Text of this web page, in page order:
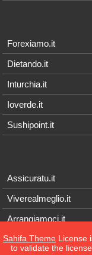
Forexiamo.it
Dietando.it
Inturchia.it
Ioverde.it
Sushipoint.it
Assicuratu.it
Viverealmeglio.it
Arrangiamoci.it
Tecnichef.it
Sahifa Theme License
to validate the